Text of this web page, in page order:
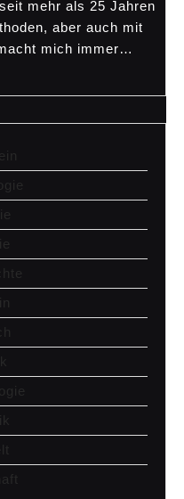
mehr als 25 Jahren
aber auch mit
mich immer…